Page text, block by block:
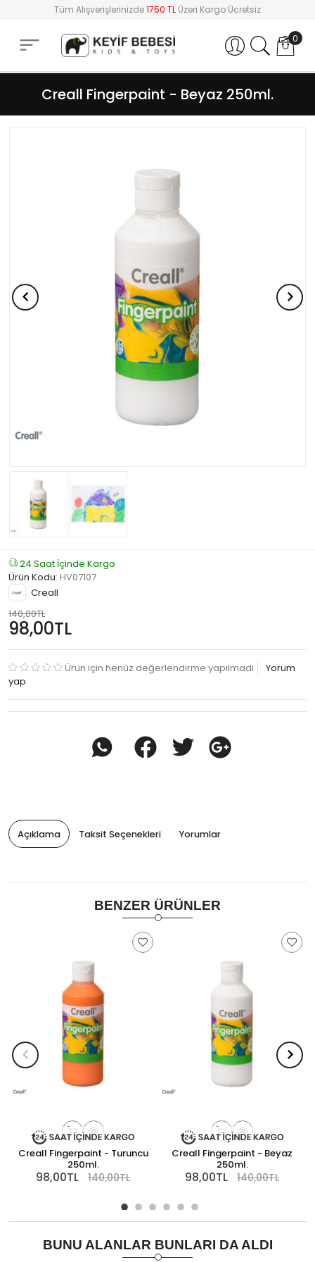
Tüm Alışverişlerinizde1750 TL Üzeri Kargo Ücretsiz
Hesabım 0
Creall Fingerpaint - Beyaz 250ml.
24 Saat İçinde Kargo
Ürün Kodu: HV07107
Creall
140,00TL
98,00TL
Ürün için henüz değerlendirme yapılmadı
Yorum
yap
Açıklama Taksit Seçenekleri Yorumlar
BENZER ÜRÜNLER
Creall Fingerpaint - Turuncu
250ml.
98,00TL 140,00TL
Creall Fingerpaint - Beyaz
250ml.
98,00TL 140,00TL
BUNU ALANLAR BUNLARI DA ALDI